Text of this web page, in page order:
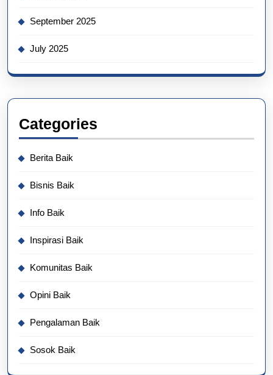
September 2025
July 2025
Categories
Berita Baik
Bisnis Baik
Info Baik
Inspirasi Baik
Komunitas Baik
Opini Baik
Pengalaman Baik
Sosok Baik